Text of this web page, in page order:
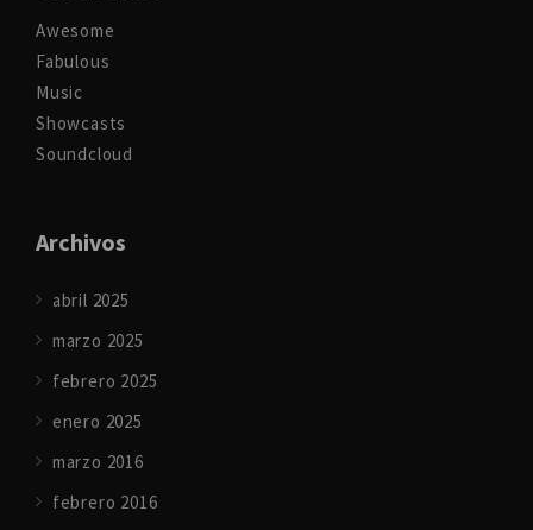
Awesome
Fabulous
Music
Showcasts
Soundcloud
Archivos
abril 2025
marzo 2025
febrero 2025
enero 2025
marzo 2016
febrero 2016